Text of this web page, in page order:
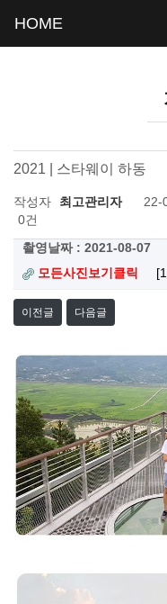
HOME
2021 | 스타웨이 하동
작성자 최고관리자 22-
0건
촬영날짜 : 2021-08-07
모든사진보기클릭
이전글 다음글